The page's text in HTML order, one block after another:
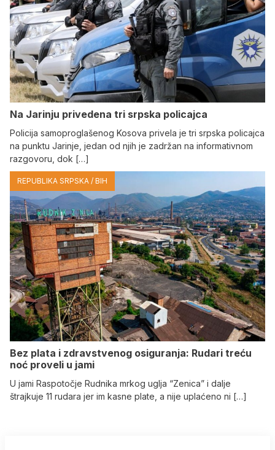
Na Јarinju privedena tri srpska policajca
Policija samoproglašenog Kosova privela je tri srpska policajca
na punktu Јarinje, jedan od njih je zadržan na informativnom
razgovoru, dok […]
REPUBLIKA SRPSKA / BIH
Bez plata i zdravstvenog osiguranja: Rudari treću
noć proveli u jami
U jami Raspotočje Rudnika mrkog uglja “Zenica” i dalje
štrajkuje 11 rudara jer im kasne plate, a nije uplaćeno ni […]